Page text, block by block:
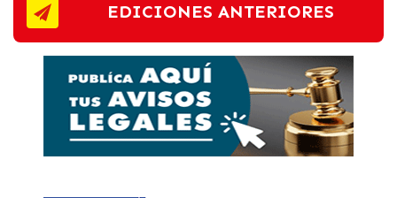
EDICIONES ANTERIORES